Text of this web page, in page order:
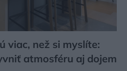
viac, než si myslíte:
atmosféru aj dojem